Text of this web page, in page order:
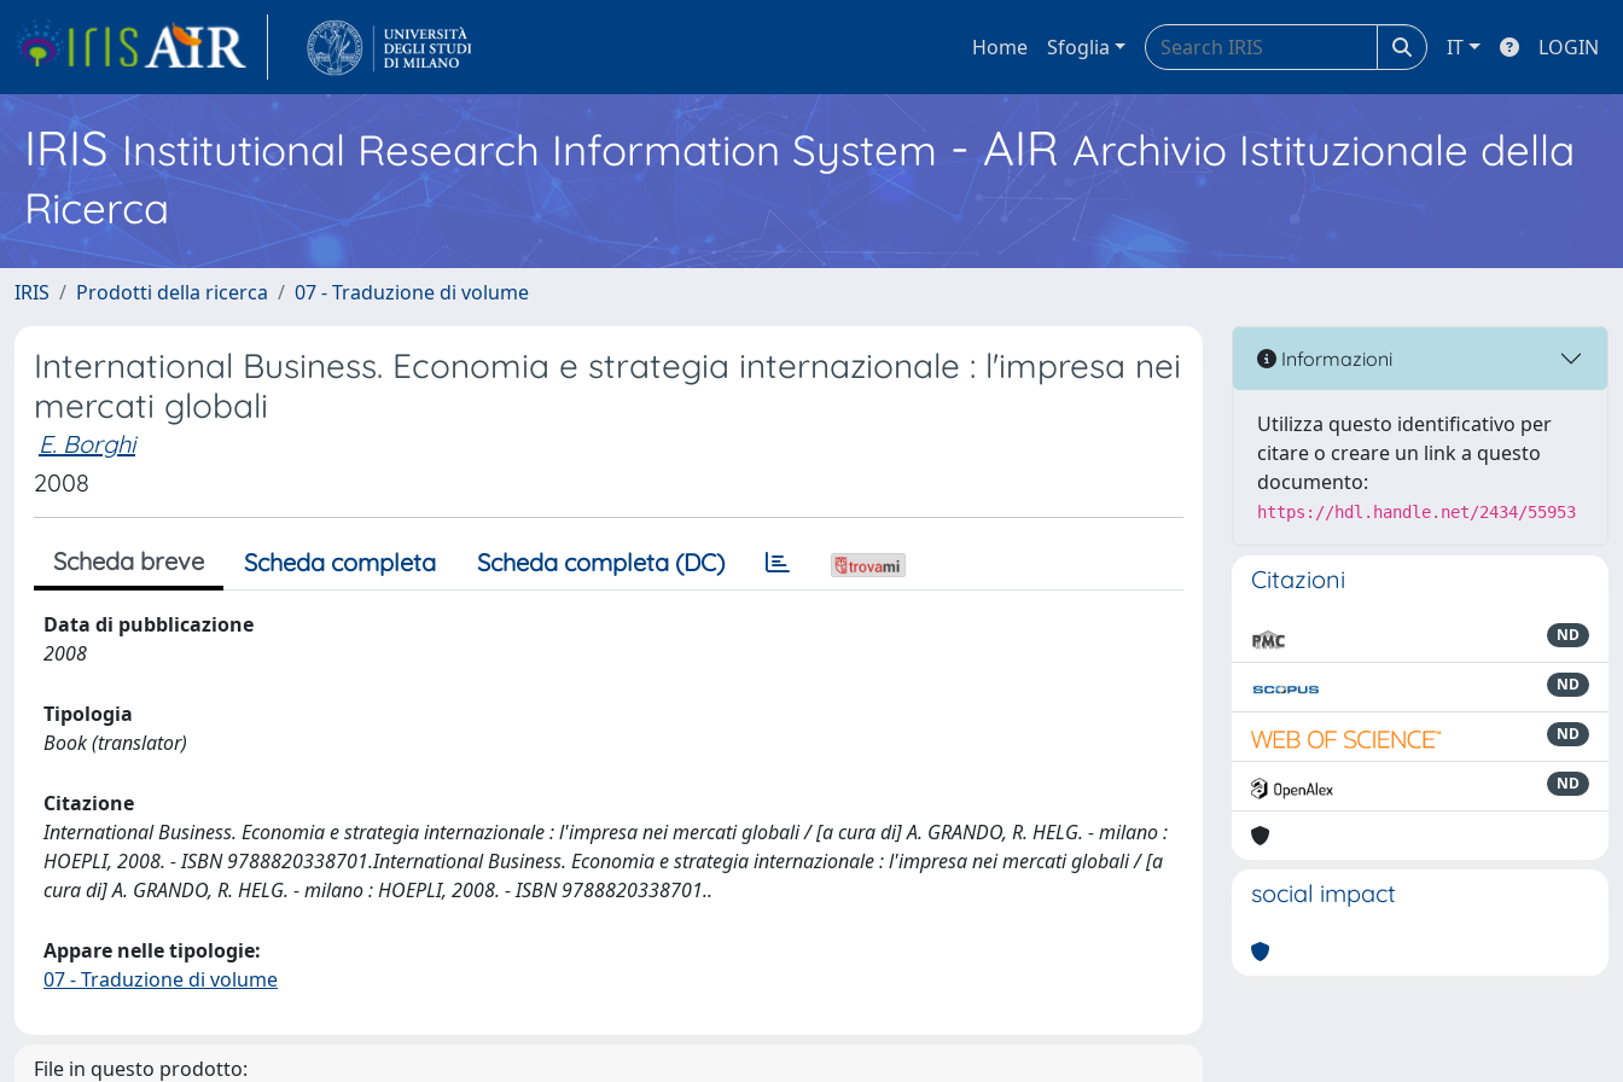
Home Sfoglia IT LOGIN
IRISInstitutional Research Information System - AIR Archivio Istituzionale della
Ricerca
IRIS Prodotti della ricerca 07 - Traduzione di volume
International Business. Economia e strategia internazionale : l'impresa nei
mercati globali
E. Borghi
2008
Scheda breve Scheda completa Scheda completa (DC)
Data di pubblicazione
2008
Tipologia
Book (translator)
Citazione
International Business. Economia e strategia internazionale : l'impresa nei mercati globali / [a cura di] A. GRANDO, R. HELG. - milano :
HOEPLI, 2008. - ISBN 9788820338701.International Business. Economia e strategia internazionale : l'impresa nei mercati globali / [a
cura di] A. GRANDO, R. HELG. - milano : HOEPLI, 2008. - ISBN 9788820338701..
Appare nelle tipologie:
07 - Traduzione di volume
File in questo prodotto:
Informazioni
Utilizza questo identificativo per
citare o creare un link a questo
documento:
https://hdl.handle.net/2434/55953
Citazioni
ND
ND
ND
ND
social impact